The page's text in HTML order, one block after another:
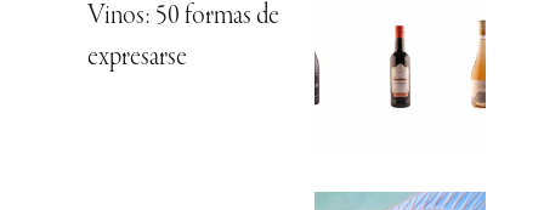
Vinos: 50 formas de
expresarse